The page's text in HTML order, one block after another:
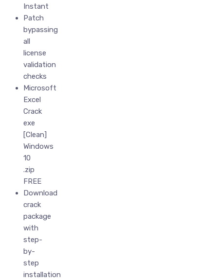
Instant
Patch
bypassing
all
license
validation
checks
Microsoft
Excel
Crack
exe
[Clean]
Windows
10
.zip
FREE
Download
crack
package
with
step-
by-
step
installation